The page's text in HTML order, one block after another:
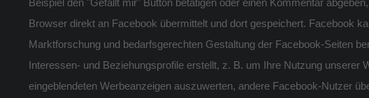
Beispiel den "Gefällt mir" Button betätigen oder einen Kommentar
Browser direkt an Facebook übermittelt und dort gespeichert. Facebook
Marktforschung und bedarfsgerechten Gestaltung der Facebook-Seiten
Interessen- und Beziehungsprofile erstellt, z. B. um Ihre Nutzung unserer
eingeblendeten Werbeanzeigen auszuwerten, andere Facebook-Nutzer